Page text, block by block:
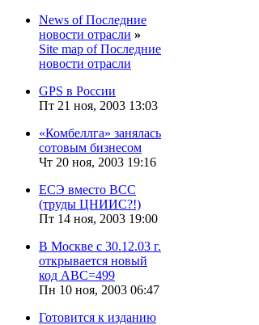
News of Последние
новости отрасли »
Site map of Последние
новости отрасли
GPS в России
Пт 21 ноя, 2003 13:03
«Комбеллга» занялась
сотовым бизнесом
Чт 20 ноя, 2003 19:16
ЕСЭ вместо ВСС
(труды ЦНИИС?!)
Пт 14 ноя, 2003 19:00
В Москве с 30.12.03 г.
открывается новый
код АВС=499
Пн 10 ноя, 2003 06:47
Готовится к изданию